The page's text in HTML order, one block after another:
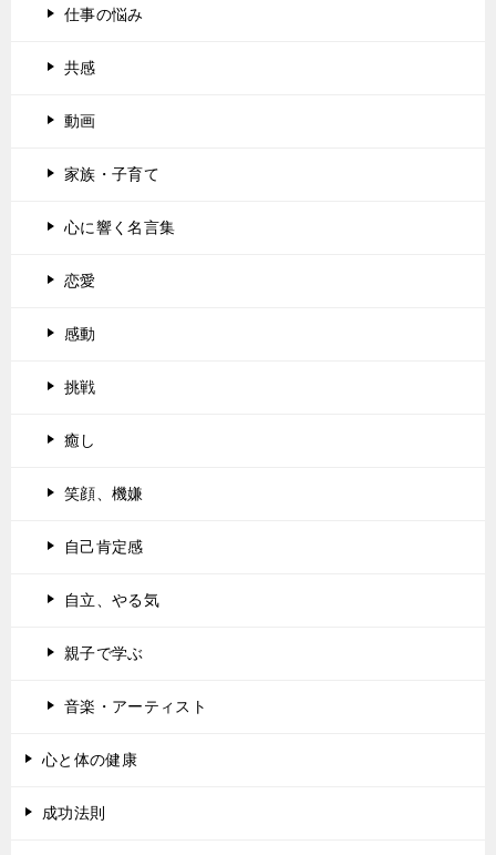
仕事の悩み
共感
動画
家族・子育て
心に響く名言集
恋愛
感動
挑戦
癒し
笑顔、機嫌
自己肯定感
自立、やる気
親子で学ぶ
音楽・アーティスト
心と体の健康
成功法則